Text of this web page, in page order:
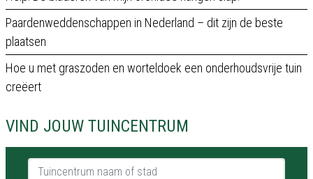
Paardenweddenschappen in Nederland – dit zijn de beste
plaatsen
Hoe u met graszoden en worteldoek een onderhoudsvrije tuin
creëert
VIND JOUW TUINCENTRUM
Tuincentrum naam of stad